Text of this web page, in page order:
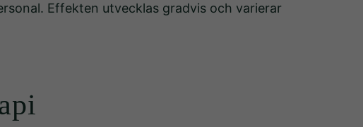
Effekten utvecklas gradvis och varierar